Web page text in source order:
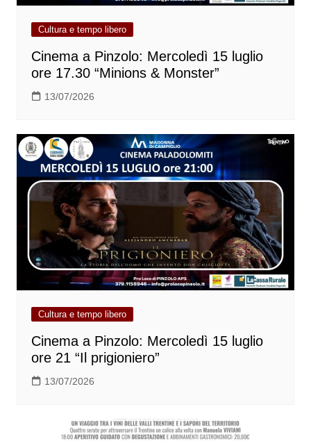
Cultura e tempo libero
Cinema a Pinzolo: Mercoledì 15 luglio
ore 17.30 “Minions & Monster”
13/07/2026
Cultura e tempo libero
Cinema a Pinzolo: Mercoledì 15 luglio
ore 21 “Il prigioniero”
13/07/2026